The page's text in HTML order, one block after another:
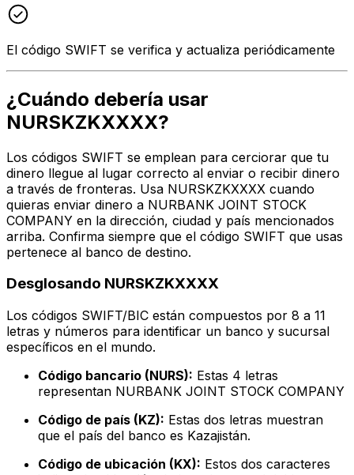
El código SWIFT se verifica y actualiza periódicamente
¿Cuándo debería usar
NURSKZKXXXX?
Los códigos SWIFT se emplean para cerciorar que tu
dinero llegue al lugar correcto al enviar o recibir dinero
a través de fronteras. Usa NURSKZKXXXX cuando
quieras enviar dinero a NURBANK JOINT STOCK
COMPANY en la dirección, ciudad y país mencionados
arriba. Confirma siempre que el código SWIFT que usas
pertenece al banco de destino.
Desglosando NURSKZKXXXX
Los códigos SWIFT/BIC están compuestos por 8 a 11
letras y números para identificar un banco y sucursal
específicos en el mundo.
Código bancario (NURS): Estas 4 letras
representan NURBANK JOINT STOCK COMPANY
Código de país (KZ): Estas dos letras muestran
que el país del banco es Kazajistán.
Código de ubicación (KX): Estos dos caracteres